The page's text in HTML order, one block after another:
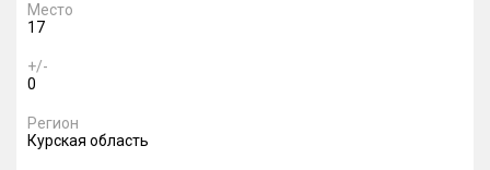
Место
17
+/-
0
Регион
Курская область